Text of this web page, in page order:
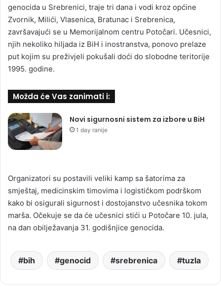
genocida u Srebrenici, traje tri dana i vodi kroz općine
Zvornik, Milići, Vlasenica, Bratunac i Srebrenica,
završavajući se u Memorijalnom centru Potočari. Učesnici,
njih nekoliko hiljada iz BiH i inostranstva, ponovo prelaze
put kojim su preživjeli pokušali doći do slobodne teritorije
1995. godine.
Možda će Vas zanimati i:
Novi sigurnosni sistem za izbore u BiH
1 day ranije
Organizatori su postavili veliki kamp sa šatorima za
smještaj, medicinskim timovima i logističkom podrškom
kako bi osigurali sigurnost i dostojanstvo učesnika tokom
marša. Očekuje se da će učesnici stići u Potočare 10. jula,
na dan obilježavanja 31. godišnjice genocida.
bih genocid srebrenica tuzla